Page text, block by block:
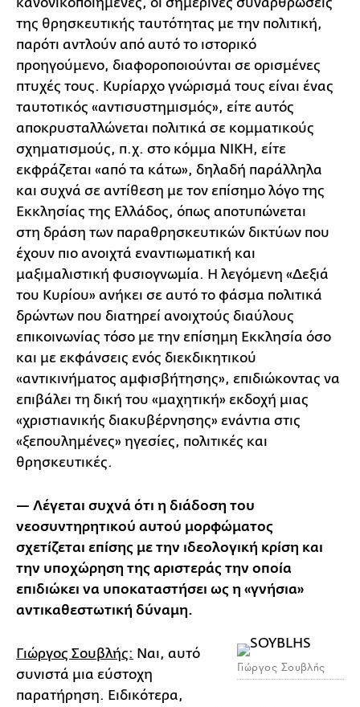
της θρησκευτικής ταυτότητας με την πολιτική,
παρότι αντλούν από αυτό το ιστορικό
προηγούμενο, διαφοροποιούνται σε ορισμένες
πτυχές τους. Κυρίαρχο γνώρισμά τους είναι ένας
ταυτοτικός «αντισυστημισμός», είτε αυτός
αποκρυσταλλώνεται πολιτικά σε κομματικούς
σχηματισμούς, π.χ. στο κόμμα ΝΙΚΗ, είτε
εκφράζεται «από τα κάτω», δηλαδή παράλληλα
και συχνά σε αντίθεση με τον επίσημο λόγο της
Εκκλησίας της Ελλάδος, όπως αποτυπώνεται
στη δράση των παραθρησκευτικών δικτύων που
έχουν πιο ανοιχτά εναντιωματική και
μαξιμαλιστική φυσιογνωμία. Η λεγόμενη «Δεξιά
του Κυρίου» ανήκει σε αυτό το φάσμα πολιτικά
δρώντων που διατηρεί ανοιχτούς διαύλους
επικοινωνίας τόσο με την επίσημη Εκκλησία όσο
και με εκφάνσεις ενός διεκδικητικού
«αντικινήματος αμφισβήτησης», επιδιώκοντας να
επιβάλει τη δική του «μαχητική» εκδοχή μιας
«χριστιανικής διακυβέρνησης» ενάντια στις
«ξεπουλημένες» ηγεσίες, πολιτικές και
θρησκευτικές.
— Λέγεται συχνά ότι η διάδοση του
νεοσυντηρητικού αυτού μορφώματος
σχετίζεται επίσης με την ιδεολογική κρίση και
την υποχώρηση της αριστεράς την οποία
επιδιώκει να υποκαταστήσει ως η «γνήσια»
αντικαθεστωτική δύναμη.
Γιώργος Σουβλής
Γιώργος Σουβλής: Ναι, αυτό
συνιστά μια εύστοχη
παρατήρηση. Ειδικότερα,